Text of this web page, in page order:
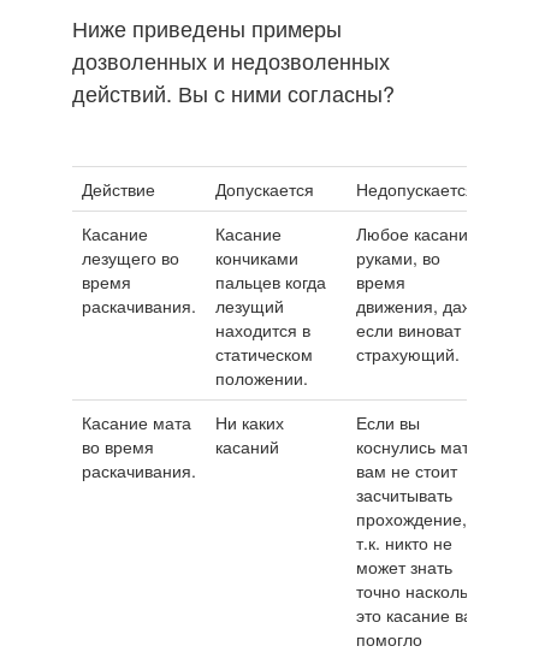
Ниже приведены примеры
дозволенных и недозволенных
действий. Вы с ними согласны?
Действие Допускается
Недопускается
Касание
лезущего во
время
раскачивания.
Касание
кончиками
пальцев когда
лезущий
находится в
статическом
положении.
Любое касание
руками, во
время
движения, даже
если виноват
страхующий.
Касание мата
во время
раскачивания.
Ни каких
касаний
Если вы
коснулись мата,
вам не стоит
засчитывать
прохождение,
т.к. никто не
может знать
точно насколько
это касание вам
помогло